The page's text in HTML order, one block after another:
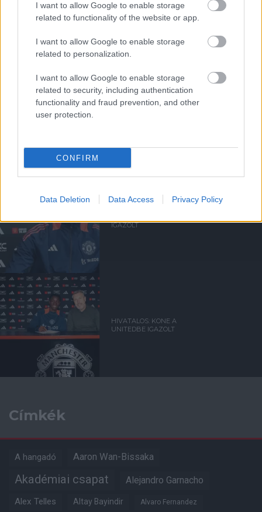
I want to allow Google to enable storage
related to functionality of the website or app.
I want to allow Google to enable storage
related to personalization.
I want to allow Google to enable storage
related to security, including authentication
functionality and fraud prevention, and other
user protection.
CONFIRM
Data Deletion Data Access Privacy Policy
HIVATALOS: OROZCO A
UNITEDBE IGAZOLT
IGAZOLT
HIVATALOS: KONE A
UNITEDBE IGAZOLT
Címkék
A hangadó Aaron Wan-Bissaka
Akadémiai csapat Alejandro Garnacho
Alex Telles Altay Bayindir Alvaro Fernandez